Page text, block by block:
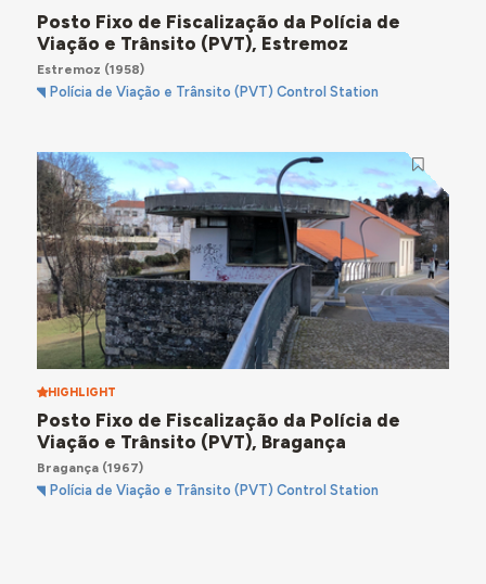
Posto Fixo de Fiscalização da Polícia de
Viação e Trânsito (PVT), Estremoz
Estremoz (1958)
Polícia de Viação e Trânsito (PVT) Control Station
HIGHLIGHT
Posto Fixo de Fiscalização da Polícia de
Viação e Trânsito (PVT), Bragança
Bragança(1967)
Polícia de Viação e Trânsito (PVT) Control Station